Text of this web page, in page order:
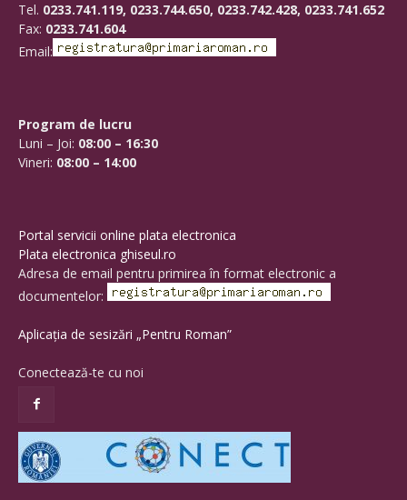
Tel. 0233.741.119, 0233.744.650, 0233.742.428, 0233.741.652
Fax: 0233.741.604
Email:
Program de lucru
Luni – Joi: 08:00 – 16:30
Vineri: 08:00 – 14:00
Portal servicii online plata electronica
Plata electronica ghiseul.ro
Adresa de email pentru primirea în format electronic a
documentelor:
Aplicația de sesizări „Pentru Roman”
Conectează-te cu noi